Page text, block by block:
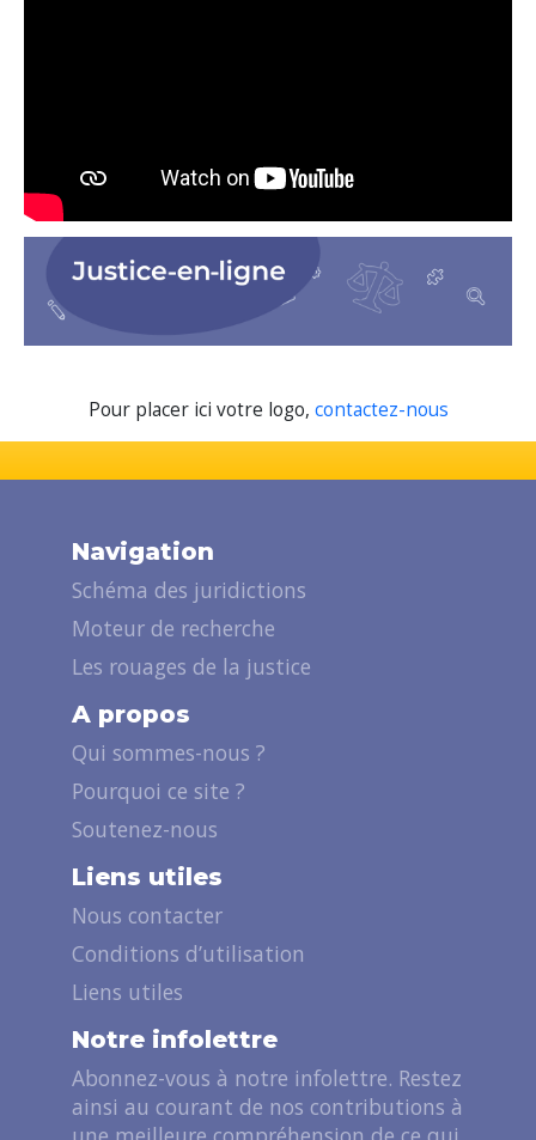
Pour placer ici votre logo, contactez-nous
Navigation
Schéma des juridictions
Moteur de recherche
Les rouages de la justice
A propos
Qui sommes-nous ?
Pourquoi ce site ?
Soutenez-nous
Liens utiles
Nous contacter
Conditions d’utilisation
Liens utiles
Notre infolettre
Abonnez-vous à notre infolettre. Restez
ainsi au courant de nos contributions à